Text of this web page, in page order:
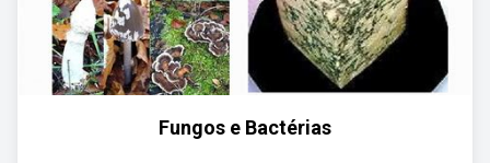
Fungos e Bactérias